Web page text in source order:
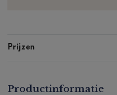
Prijzen
Productinformatie